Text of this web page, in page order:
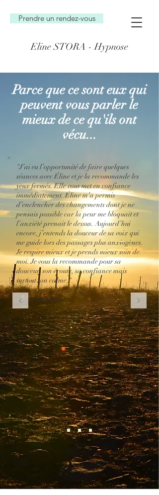
Eline STORA - Hypnose
Prendre un rendez-vous
Parce quece sont eux qui
peuvent vous parler le
mieux de ce qu'ils ont
vécu...
"J’ai eu l’opportunité de faire quelques
séances avec Éline et je la recommande les
yeux fermés. Elle vous met en confiance
immédiatement. Éline m’a permis
d’enclencher des changements dont je ne
pensais possible car la peur me bloquait et
l’anxiété prenait le dessus. Aujourd’hui
encore, j’entends la douceur de sa voix qui
me guide lors des passages plus anxiogènes.
Je respire mieux et je prends mieux soin de
moi. Je vous la recommande pour sa
douceur, son écoute, sa confiance mais
surtout son calme."
Aurélie, Ostéopathe